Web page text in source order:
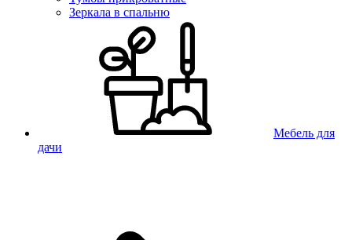
Зеркала в спальню
Мебель для
дачи